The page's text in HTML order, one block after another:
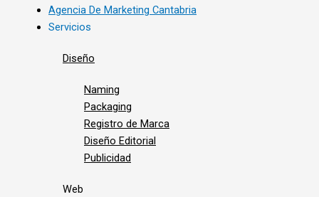
Agencia De Marketing Cantabria
Servicios
Diseño
Naming
Packaging
Registro de Marca
Diseño Editorial
Publicidad
Web